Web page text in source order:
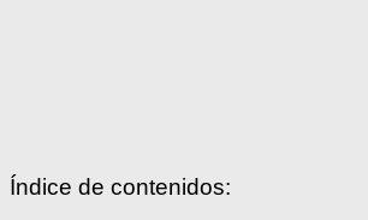
Índice de contenidos: